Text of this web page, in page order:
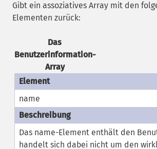
Gibt ein assoziatives Array mit den
Elementen zurück:
Das
Benutzerinformation-
Array
name
Das name-Element enthält den
handelt sich dabei nicht um den